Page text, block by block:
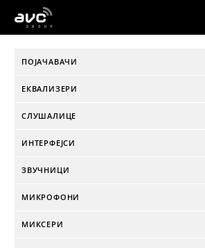
AVC
ПОЈАЧАВАЧИ
ЕКВАЛИЗЕРИ
СЛУШАЛИЦЕ
ИНТЕРФЕЈСИ
ЗВУЧНИЦИ
МИКРОФОНИ
МИКСЕРИ